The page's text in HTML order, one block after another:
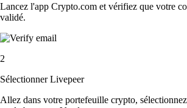
Lancez l'app Crypto.com et vérifiez que votre
validé.
2
Sélectionner Livepeer
Allez dans votre portefeuille crypto,